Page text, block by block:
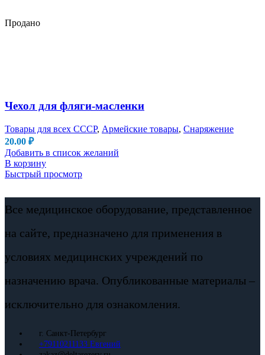
Продано
Чехол для фляги-масленки
Товары для всех СССР, Армейские товары, Снаряжение
20.00 ₽
Добавить в список желаний
В корзину
Быстрый просмотр
Все медицинское оборудование, представленное
на сайте, предназначено для применения в
условиях медицинских учреждений по
назначению врача. Опубликованные материалы –
исключительно для ознакомления.
г. Санкт-Петербург
+79110211133 Евгений